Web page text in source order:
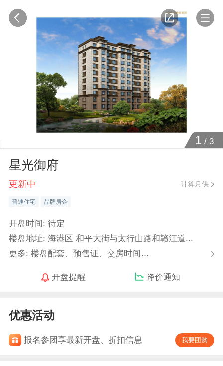
1 / 3
星光御府
更新中 计算月供
普通住宅 品牌房企
开盘时间: 待定
楼盘地址: 海港区 和平大街与太行山路和赣江道...
更多: 楼盘配套、预售证、交房时间…
开盘提醒 降价通知
优惠活动
报名参团享最新开盘、折扣信息 我要团购